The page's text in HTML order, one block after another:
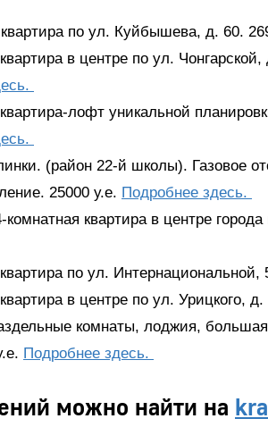
по ул. Куйбышева, д. 60.
в центре по ул.
лофт уникальной
(район 22-й школы). Газовое
25000 у.е. Подробнее здесь.
квартира в центре
по ул. Интернациональной,
в центре по ул. Урицкого,
комнаты, лоджия,
Подробнее здесь.
можно найти на